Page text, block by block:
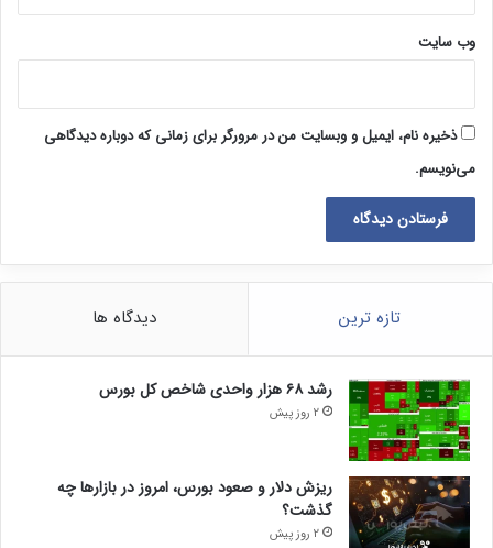
وب‌ سایت
ذخیره نام، ایمیل و وبسایت من در مرورگر برای زمانی که دوباره دیدگاهی
می‌نویسم.
تازه ترین دیدگاه ها
رشد ۶۸ هزار واحدی شاخص کل بورس
2 روز پیش
ریزش دلار و صعود بورس، امروز در بازارها چه
گذشت؟
2 روز پیش